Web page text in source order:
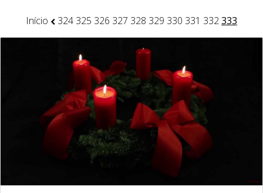
Início 324 325 326 327 328 329 330 331 332333